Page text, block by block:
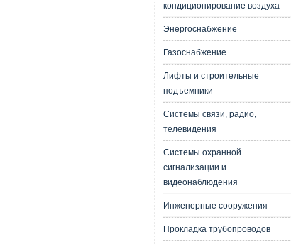
кондиционирование воздуха
Энергоснабжение
Газоснабжение
Лифты и строительные
подъемники
Системы связи, радио,
телевидения
Системы охранной
сигнализации и
видеонаблюдения
Инженерные сооружения
Прокладка трубопроводов